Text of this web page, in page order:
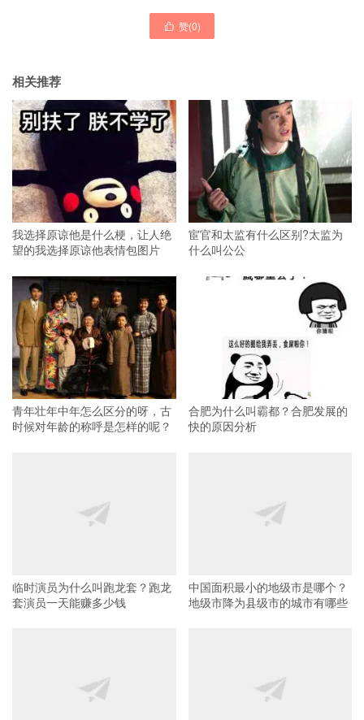
 赞(0)
相关推荐
我选择原谅他是什么梗，让人绝
望的我选择原谅他表情包图片
宦官和太监有什么区别?太监为
什么叫公公
青年壮年中年怎么区分的呀，古
时候对年龄的称呼是怎样的呢？
合肥为什么叫霸都？合肥发展的
快的原因分析
临时演员为什么叫跑龙套？跑龙
套演员一天能赚多少钱
中国面积最小的地级市是哪个？
地级市降为县级市的城市有哪些